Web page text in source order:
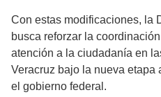
Con estas modificaciones, la
busca reforzar la
atención a la ciudadanía en
Veracruz bajo la nueva
el gobierno federal.